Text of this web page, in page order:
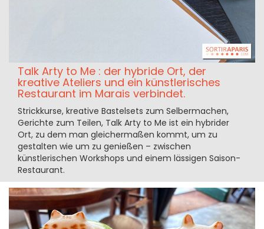
Talk Arty to Me : der hybride Ort, der
kreative Ateliers und ein künstlerisches
Restaurant im Marais verbindet.
Strickkurse, kreative Bastelsets zum Selbermachen,
Gerichte zum Teilen, Talk Arty to Me ist ein hybrider
Ort, zu dem man gleichermaßen kommt, um zu
gestalten wie um zu genießen – zwischen
künstlerischen Workshops und einem lässigen Saison-
Restaurant.